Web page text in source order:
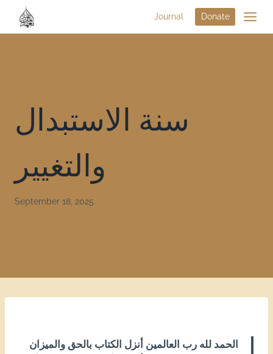
Journal Donate
سنة الاستبدال
September 18, 2025
الحمد لله رب العالمين أنزل الكتاب بالحق والميزان